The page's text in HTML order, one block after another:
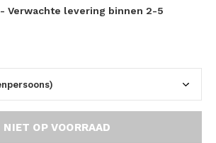
- Verwachte levering binnen 2-5
NIET OP VOORRAAD